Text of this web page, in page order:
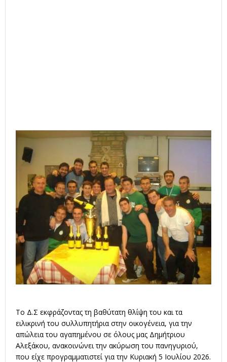
Το Δ.Σ εκφράζοντας τη βαθύτατη θλίψη του και τα
ειλικρινή του συλλυπητήρια στην οικογένεια, για την
απώλεια του αγαπημένου σε όλους μας Δημήτριου
Αλεξάκου, ανακοινώνει την ακύρωση του πανηγυριού,
που είχε προγραμματιστεί για την Κυριακή 5 Ιουλίου 2026.